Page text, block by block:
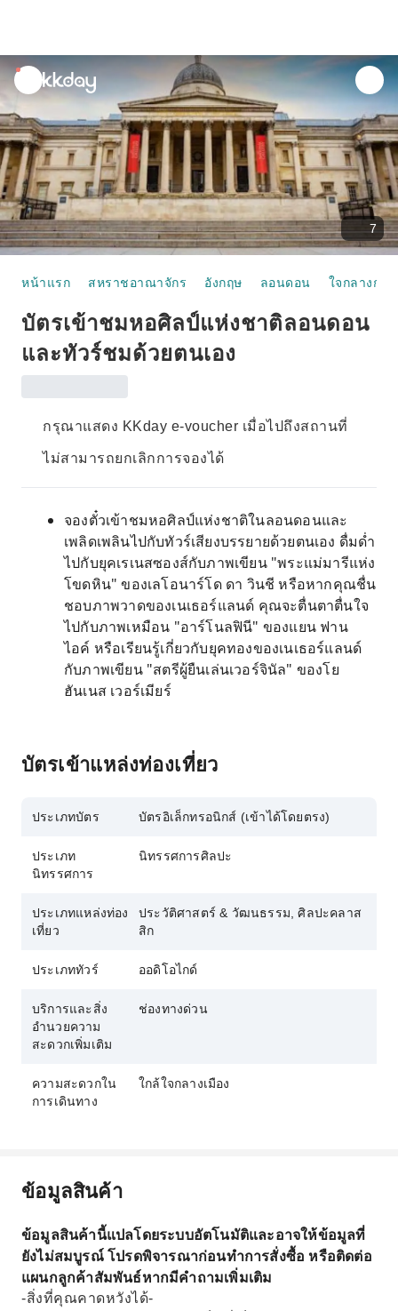
unread
notifications
7
หน้าแรก สหราชอาณาจักร อังกฤษ ลอนดอน ใจกลางกรุ
บัตรเข้าชมหอศิลป์แห่งชาติลอนดอน
และทัวร์ชมด้วยตนเอง
กรุณาแสดง KKday e-voucher เมื่อไปถึงสถานที่
ไม่สามารถยกเลิกการจองได้
จองตั๋วเข้าชมหอศิลป์แห่งชาติในลอนดอนและ
เพลิดเพลินไปกับทัวร์เสียงบรรยายด้วยตนเอง ดื่มด่ำ
ไปกับยุคเรเนสซองส์กับภาพเขียน "พระแม่มารีแห่ง
โขดหิน" ของเลโอนาร์โด ดา วินชี หรือหากคุณชื่น
ชอบภาพวาดของเนเธอร์แลนด์ คุณจะตื่นตาตื่นใจ
ไปกับภาพเหมือน "อาร์โนลฟินี" ของแยน ฟาน
ไอค์ หรือเรียนรู้เกี่ยวกับยุคทองของเนเธอร์แลนด์
กับภาพเขียน "สตรีผู้ยืนเล่นเวอร์จินัล" ของโย
ฮันเนส เวอร์เมียร์
บัตรเข้าแหล่งท่องเที่ยว
ประเภทบัตร บัตรอิเล็กทรอนิกส์ (เข้าได้โดยตรง)
ประเภท
นิทรรศการ
นิทรรศการศิลปะ
ประเภทแหล่งท่อง
เที่ยว
ประวัติศาสตร์ & วัฒนธรรม, ศิลปะคลาส
สิก
ประเภททัวร์ ออดิโอไกด์
บริการและสิ่ง
อำนวยความ
สะดวกเพิ่มเติม
ช่องทางด่วน
ความสะดวกใน
การเดินทาง
ใกล้ใจกลางเมือง
ข้อมูลสินค้า
ข้อมูลสินค้านี้แปลโดยระบบอัตโนมัติและอาจให้ข้อมูลที่
ยังไม่สมบูรณ์ โปรดพิจารณาก่อนทำการสั่งซื้อ หรือติดต่อ
แผนกลูกค้าสัมพันธ์หากมีคำถามเพิ่มเติม
-สิ่งที่คุณคาดหวังได้-